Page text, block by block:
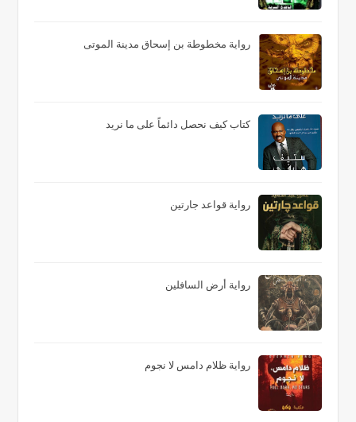
رواية مخطوطة بن إسحاق مدينة الموتى
كتاب كيف نحصل دائماً على ما نريد
رواية قواعد جارتين
رواية أرض السافلين
رواية ظلام دامس لا نجوم